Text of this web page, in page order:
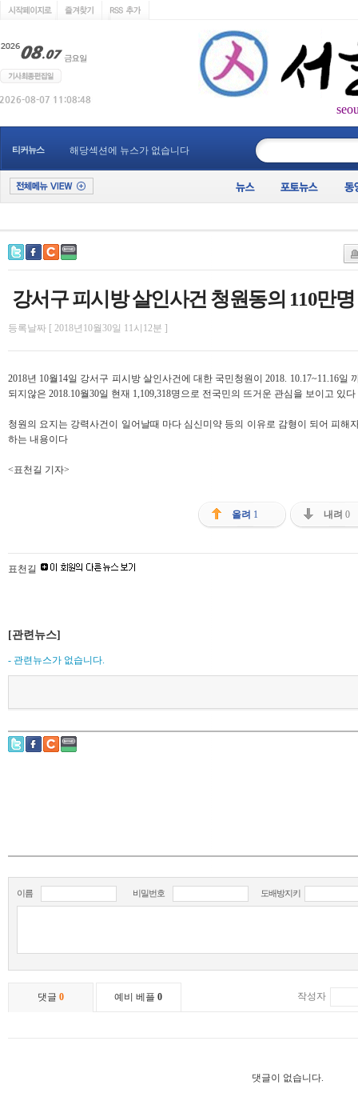
티커뉴스 해당섹션에 뉴스가 없습니다
강서구 피시방 살인사건 청원동의 110만
등록날짜 [ 2018년10월30일 11시12분 ]
2018년 10월14일 강서구 피시방 살인사건에 대한 국민청원이 2018. 10.17~11.16
되지않은 2018.10월30일 현재 1,109,318명으로 전국민의 뜨거운 관심을 보이고 있다
청원의 요지는 강력사건이 일어날때 마다 심신미약 등의 이유로 감형이 되어 피해
하는 내용이다
<표천길 기자>
올려 1 내려 0
표천길
[관련뉴스]
- 관련뉴스가 없습니다.